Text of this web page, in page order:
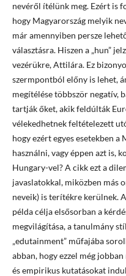
nevéről ítélünk meg. Ezért is
hogy Magyarország melyik
már amennyiben persze
választásra. Hiszen a „hun”
vezérükre, Attilára. Ez
szermpontból előny is lehet,
megítélése többször negatív,
tartják őket, akik feldúlták
vélekedhetnek feltételezett
hogy ezért egyes esetekben a
használni, vagy éppen azt is,
Hungary-vel? A cikk ezt a
javaslatokkal, miközben más
neveik) is terítékre kerülnek.
példa célja elsősorban a
megvilágítása, a tanulmány
„edutainment” műfajába
abban, hogy ezzel még
és empirikus kutatásokat